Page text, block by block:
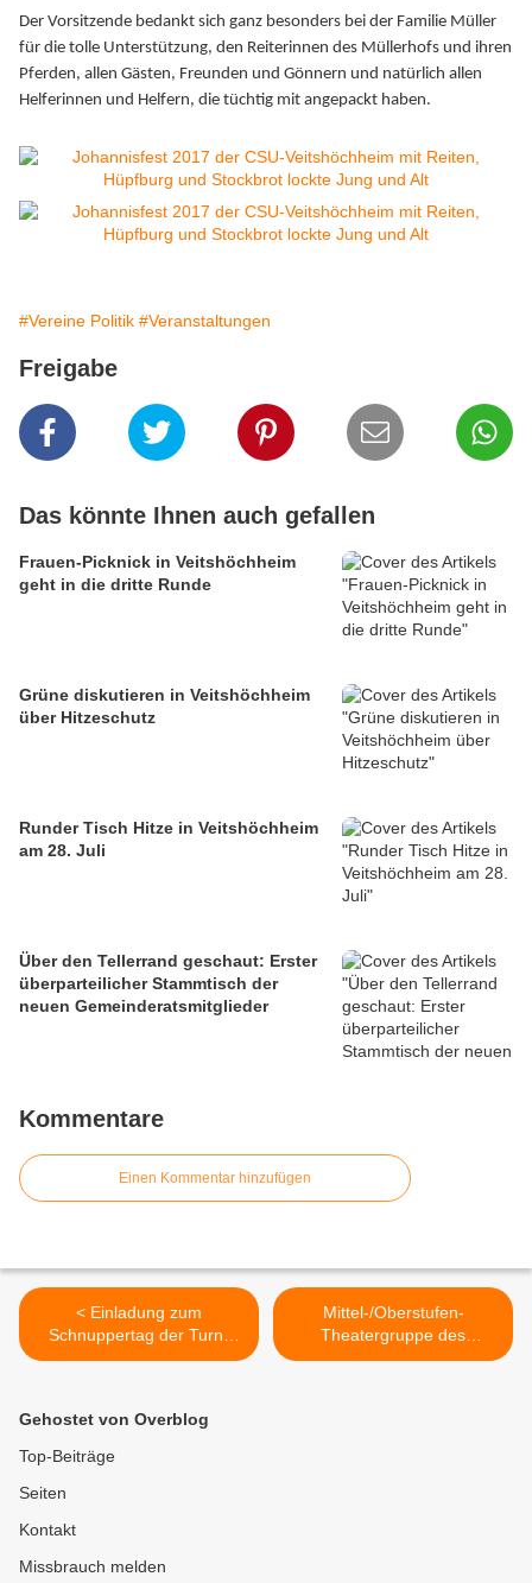
Der Vorsitzende bedankt sich ganz besonders bei der Familie Müller
für die tolle Unterstützung, den Reiterinnen des Müllerhofs und ihren
Pferden, allen Gästen, Freunden und Gönnern und natürlich allen
Helferinnen und Helfern, die tüchtig mit angepackt haben.
#Vereine Politik #Veranstaltungen
Freigabe
Das könnte Ihnen auch gefallen
Frauen-Picknick in Veitshöchheim
geht in die dritte Runde
Grüne diskutieren in Veitshöchheim
über Hitzeschutz
Runder Tisch Hitze in Veitshöchheim
am 28. Juli
Über den Tellerrand geschaut: Erster
überparteilicher Stammtisch der
neuen Gemeinderatsmitglieder
Kommentare
Einen Kommentar hinzufügen
< Einladung zum
Schnuppertag der Turn-
Talentschule Veitshöchheim
Mittel-/Oberstufen-
Theatergruppe des
Gymnasiums
Gehostet von Overblog
Top-Beiträge
Seiten
Kontakt
Missbrauch melden